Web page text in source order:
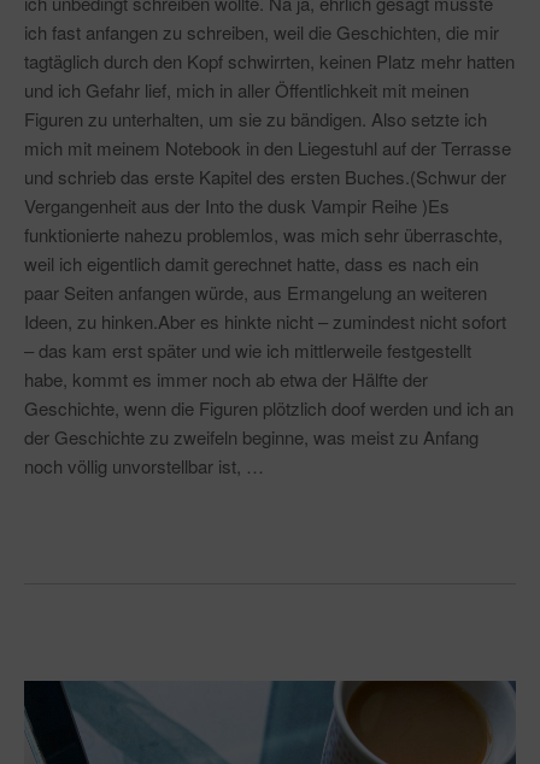
ich fast anfangen zu schreiben, weil die Geschichten, die mir
tagtäglich durch den Kopf schwirrten, keinen Platz mehr hatten
und ich Gefahr lief, mich in aller Öffentlichkeit mit meinen
Figuren zu unterhalten, um sie zu bändigen. Also setzte ich
mich mit meinem Notebook in den Liegestuhl auf der Terrasse
und schrieb das erste Kapitel des ersten Buches.(Schwur der
Vergangenheit aus der Into the dusk Vampir Reihe )Es
funktionierte nahezu problemlos, was mich sehr überraschte,
weil ich eigentlich damit gerechnet hatte, dass es nach ein
paar Seiten anfangen würde, aus Ermangelung an weiteren
Ideen, zu hinken.Aber es hinkte nicht – zumindest nicht sofort
– das kam erst später und wie ich mittlerweile festgestellt
habe, kommt es immer noch ab etwa der Hälfte der
Geschichte, wenn die Figuren plötzlich doof werden und ich an
der Geschichte zu zweifeln beginne, was meist zu Anfang
noch völlig unvorstellbar ist, …